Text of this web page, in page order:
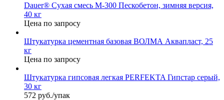
Dauer® Сухая смесь М-300 Пескобетон, зимняя версия,
40 кг
Цена по запросу
Штукатурка цементная базовая ВОЛМА Аквапласт, 25
кг
Цена по запросу
Штукатурка гипсовая легкая PERFEKTA Гипстар серый,
30 кг
572 руб./упак